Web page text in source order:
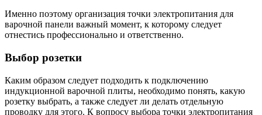
Именно поэтому организация точки электропитания для
варочной панели важный момент, к которому следует
отнестись профессионально и ответственно.
Выбор розетки
Каким образом следует подходить к подключению
индукционной варочной плиты, необходимо понять, какую
розетку выбрать, а также следует ли делать отдельную
проводку для этого. К вопросу выбора точки электропитания